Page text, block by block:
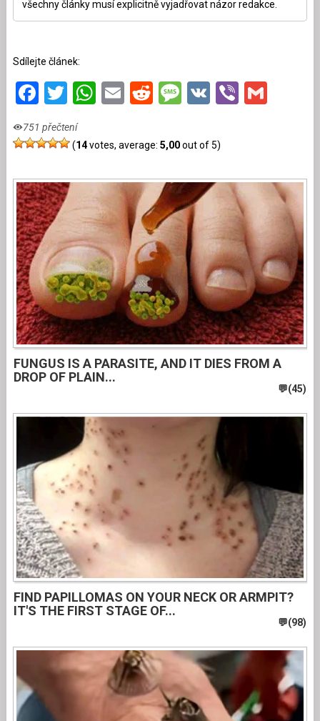
všechny články musí explicitně vyjadřovat názor redakce.
Sdílejte článek:
Facebook
Twitter
WhatsApp
EmailRedditMessage
VKViber
751 přečtení
(14votes, average: 5,00out of 5)
FUNGUS IS A PARASITE, AND IT DIES FROM A
DROP OF PLAIN...
FIND PAPILLOMAS ON YOUR NECK OR ARMPIT?
IT'S THE FIRST STAGE OF...